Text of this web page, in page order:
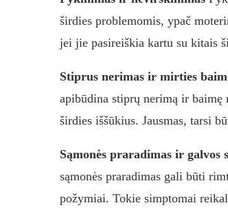
širdies problemomis, ypač
jei jie pasireiškia kartu su kitais
Stiprus nerimas ir mirties
apibūdina stiprų nerimą ir
širdies iššūkius. Jausmas, tarsi
Sąmonės praradimas ir galvos
sąmonės praradimas gali būti
požymiai. Tokie simptomai